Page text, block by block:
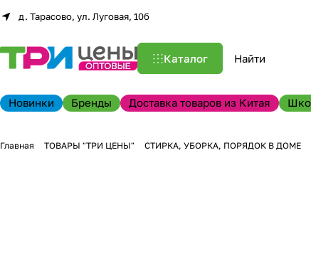
д. Тарасово, ул. Луговая, 10б
Каталог
Новинки Бренды Доставка товаров из Китая
Главная ТОВАРЫ "ТРИ ЦЕНЫ" СТИРКА, УБОРКА, ПОРЯДОК В ДОМЕ